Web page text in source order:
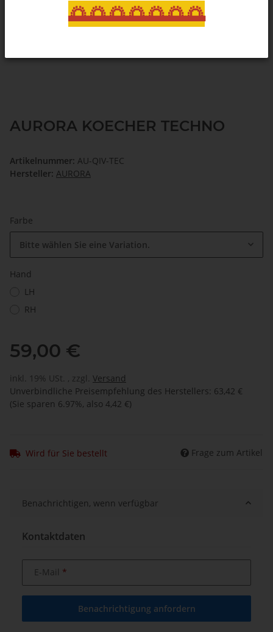
🌅🌅🌅🌅🌅🌅🌅
AURORA KOECHER TECHNO
Artikelnummer: AU-QIV-TEC
Hersteller: AURORA
Farbe
Bitte wählen Sie eine Variation.
Hand
LH
RH
59,00 €
inkl. 19% USt. , zzgl. Versand
Unverbindliche Preisempfehlung des Herstellers: 63,42 €
(Sie sparen 6.97%, also 4,42 €)
Wird für Sie bestellt Frage zum Artikel
Benachrichtigen, wenn verfügbar
Kontaktdaten
E-Mail
Benachrichtigung anfordern